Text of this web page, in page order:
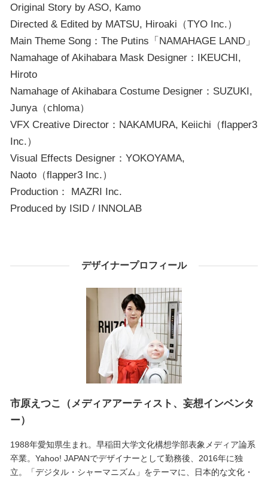
Original Story by ASO, Kamo
Directed & Edited by MATSU, Hiroaki（TYO Inc.）
Main Theme Song：The Putins「NAMAHAGE LAND」
Namahage of Akihabara Mask Designer：IKEUCHI,
Hiroto
Namahage of Akihabara Costume Designer：SUZUKI,
Junya（chloma）
VFX Creative Director：NAKAMURA, Keiichi（flapper3
Inc.）
Visual Effects Designer：YOKOYAMA,
Naoto（flapper3 Inc.）
Production： MAZRI Inc.
Produced by ISID / INNOLAB
デザイナープロフィール
市原えつこ（メディアアーティスト、妄想インベンタ
ー）
1988年愛知県生まれ。早稲田大学文化構想学部表象メディア論系
卒業。Yahoo! JAPANでデザイナーとして勤務後、2016年に独
立。「デジタル・シャーマニズム」をテーマに、日本的な文化・